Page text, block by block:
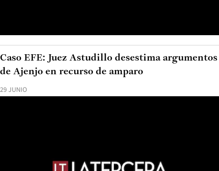
29 JUNIO
Caso EFE: Juez Astudillo desestima argumentos
de Ajenjo en recurso de amparo